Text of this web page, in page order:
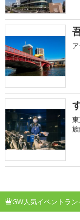
GW人気イベントラン